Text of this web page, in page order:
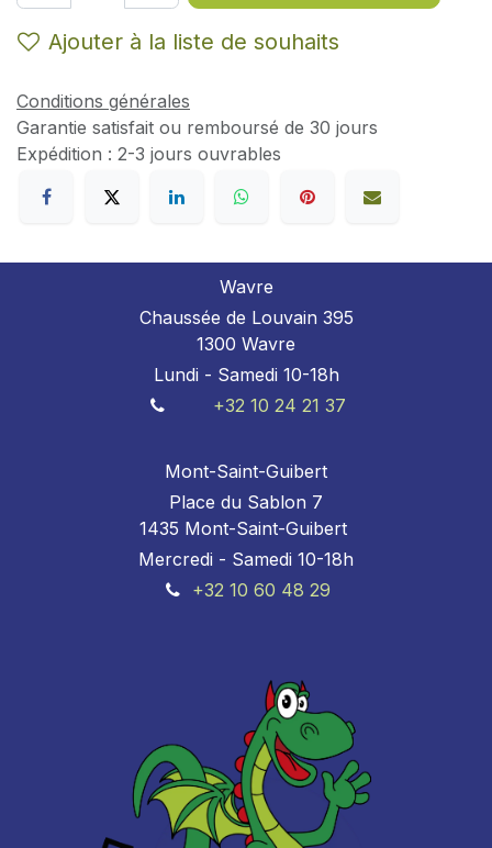
Ajouter à la liste de souhaits
Conditions générales
Garantie satisfait ou remboursé de 30 jours
Expédition : 2-3 jours ouvrables
Wavre
Chaussée de Louvain 395
1300 Wavre
Lundi - Samedi 10-18h
+32 10 24 21 37
Mont-Saint-Guibert
Place du Sablon 7
1435 Mont-Saint-Guibert
Mercredi - Samedi 10-18h
+32 10 60 48 29